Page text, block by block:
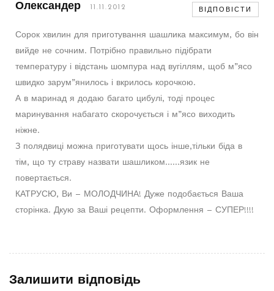
Олександер 11.11.2012 ВІДПОВІСТИ
Сорок хвилин для приготування шашлика максимум, бо він
вийде не сочним. Потрібно правильно підібрати
температуру і відстань шомпура над вугіллям, щоб м”ясо
швидко зарум”янилось і вкрилось корочкою.
А в маринад я додаю багато цибулі, тоді процес
маринування набагато скорочується і м”ясо виходить
ніжне.
З полядвиці можна приготувати щось інше,тільки біда в
тім, що ту страву назвати шашликом……язик не
повертається.
КАТРУСЮ, Ви – МОЛОДЧИНА! Дуже подобається Ваша
сторінка. Дкую за Ваші рецепти. Оформлення – СУПЕР!!!!
Залишити відповідь